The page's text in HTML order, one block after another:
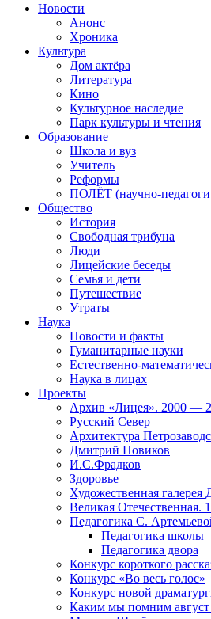
Новости
Анонс
Хроника
Культура
Дом актёра
Литература
Кино
Культурное наследие
Парк культуры и чтения
Образование
Школа и вуз
Учитель
Реформы
ПОЛЁТ (научно-
Общество
История
Свободная трибуна
Люди
Лицейские беседы
Семья и дети
Путешествие
Утраты
Наука
Новости и факты
Гуманитарные науки
Естественно-
Наука в лицах
Проекты
Архив «Лицея». 2000 —
Русский Север
Архитектура
Дмитрий Новиков
И.С.Фрадков
Здоровье
Художественная
Великая Отечественная.
Педагогика С.
Педагогика школы
Педагогика двора
Конкурс короткого
Конкурс «Во весь голос»
Конкурс новой
Каким мы помним